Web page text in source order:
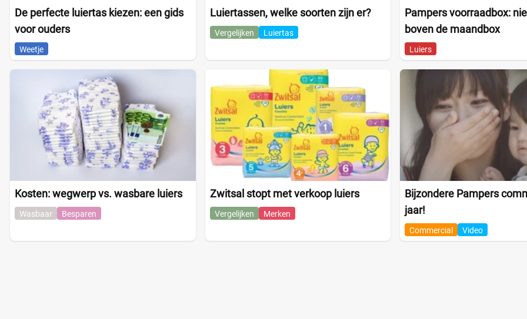
De perfecte luiertas kiezen: een gids
voor ouders
Weetje
Luiertassen, welke soorten zijn er?
Vergelijken Luiertas
Pampers voorraadbox:
boven de maandbox
Luiers
Kosten: wegwerp vs. wasbare luiers
Wasbaar Besparen
Zwitsal stopt met verkoop luiers
Vergelijken Merken
Bijzondere Pampers
jaar!
Commercial Video